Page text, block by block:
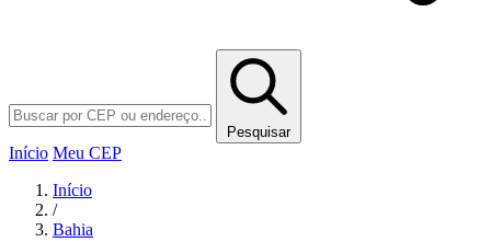
Pesquisar
Início Meu CEP
Início
/
Bahia